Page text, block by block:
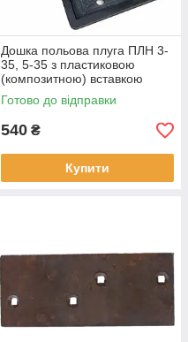
Дошка польова плуга ПЛН 3-
35, 5-35 з пластиковою
(композитною) вставкою
широка
Готово до відправки
540 ₴
Купити